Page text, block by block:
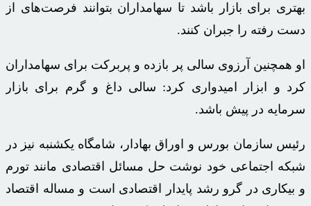
بهتری برای بازار باشد تا سهامداران بتوانند فرصت‌های از
دست رفته را جبران کنند.
او همچنین آرزوی سالی پر بازده و پربرکت برای سهامداران
کرد و ابزار امیدواری کرد: سالی داغ و گرم برای بازار
سرمایه در پیش باشد.
رئیس سازمان بورس و اوراق بهادار، شامگاه یکشنبه نیز در
شبکه اجتماعی خود نوشت حل مسائل اقتصادی مانند تورم
و بیکاری در گرو رشد پایدار اقتصادی است و مساله اقتصاد